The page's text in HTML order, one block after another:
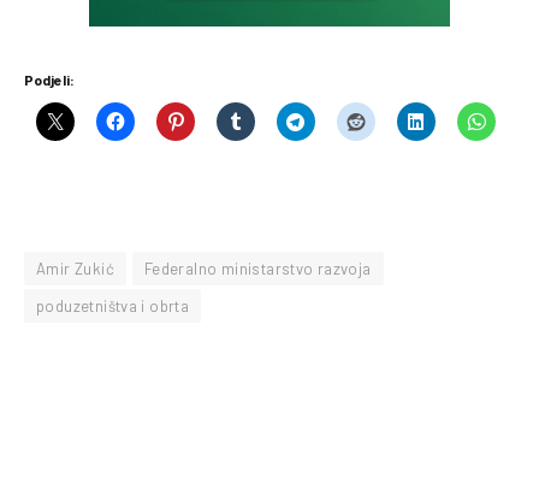
Podjeli:
Amir Zukić
Federalno ministarstvo razvoja
poduzetništva i obrta